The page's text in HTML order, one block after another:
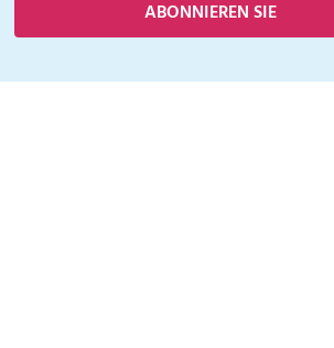
ABONNIEREN SIE